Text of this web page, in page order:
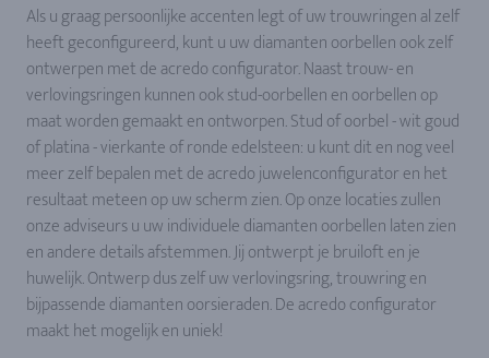
Als u graag persoonlijke accenten legt of uw trouwringen al zelf
heeft geconfigureerd, kunt u uw diamanten oorbellen ook zelf
ontwerpen met de acredo configurator. Naast trouw- en
verlovingsringen kunnen ook stud-oorbellen en oorbellen op
maat worden gemaakt en ontworpen. Stud of oorbel - wit goud
of platina - vierkante of ronde edelsteen: u kunt dit en nog veel
meer zelf bepalen met de acredo juwelenconfigurator en het
resultaat meteen op uw scherm zien. Op onze locaties zullen
onze adviseurs u uw individuele diamanten oorbellen laten zien
en andere details afstemmen. Jij ontwerpt je bruiloft en je
huwelijk. Ontwerp dus zelf uw verlovingsring, trouwring en
bijpassende diamanten oorsieraden. De acredo configurator
maakt het mogelijk en uniek!